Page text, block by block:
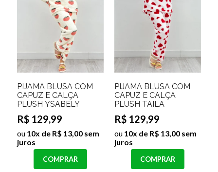
PIJAMA BLUSA COM
CAPUZ E CALÇA
PLUSH YSABELY
R$ 129,99
ou 10x de R$ 13,00 sem
juros
COMPRAR
PIJAMA BLUSA COM
CAPUZ E CALÇA
PLUSH TAILA
R$ 129,99
ou 10x de R$ 13,00 sem
juros
COMPRAR